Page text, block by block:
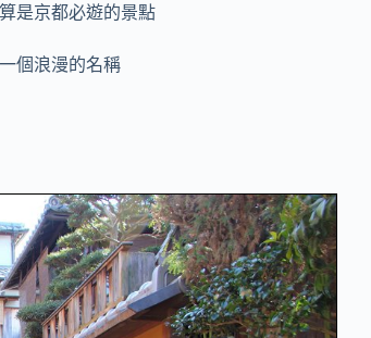
是京都必遊的景點
個浪漫的名稱